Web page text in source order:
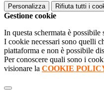
Personalizza Rifiuta tutti i
Gestione cookie
In questa schermata è
I cookie necessari sono quelli
piattaforma e non è possibile
Per conoscere quali sono i
visionare la COOKIE